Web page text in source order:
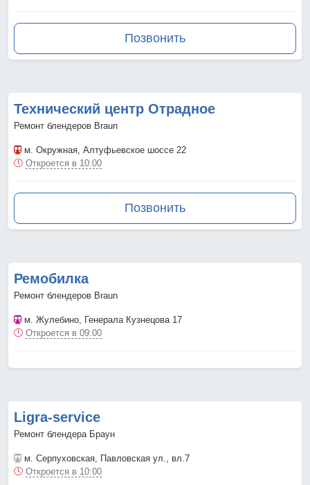
Позвонить
Технический центр Отрадное
Ремонт блендеров Braun
м. Окружная, Алтуфьевское шоссе 22
Откроется в 10:00
Позвонить
Ремобилка
Ремонт блендеров Braun
м. Жулебино, Генерала Кузнецова 17
Откроется в 09:00
Ligra-service
Ремонт блендера Браун
м. Серпуховская, Павловская ул., вл.7
Откроется в 10:00